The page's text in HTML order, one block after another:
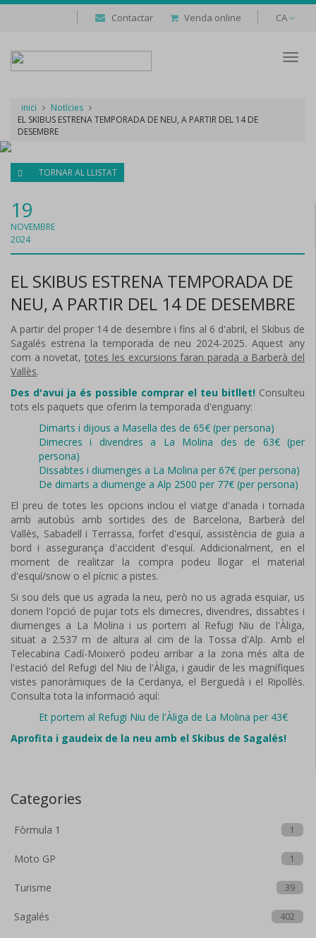
Contactar Venda online CA
inici
Notícies
EL SKIBUS ESTRENA TEMPORADA DE NEU, A PARTIR DEL 14 DE
DESEMBRE
TORNAR AL LLISTAT
19
NOVEMBRE
2024
EL SKIBUS ESTRENA TEMPORADA DE
NEU, A PARTIR DEL 14 DE DESEMBRE
A partir del proper 14 de desembre i fins al 6 d'abril, el Skibus de
Sagalés estrena la temporada de neu 2024-2025. Aquest any
com a novetat,totes les excursions faran parada a Barberà del
Vallès.
Des d'avui ja és possible comprar el teu bitllet! Consulteu
tots els paquets que oferim la temporada d'enguany:
Dimarts i dijous a Masella des de 65€ (per persona)
Dimecres i divendres a La Molina des de 63€ (per
persona)
Dissabtes i diumenges a La Molina per 67€ (per persona)
De dimarts a diumenge a Alp 2500 per 77€ (per persona)
El preu de totes les opcions inclou el viatge d'anada i tornada
amb autobús amb sortides des de Barcelona, Barberà del
Vallès, ​​Sabadell i Terrassa, forfet d'esquí, assistència de guia a
bord i assegurança d'accident d'esquí. Addicionalment, en el
moment de realitzar la compra podeu llogar el material
d'esquí/snow o el pícnic a pistes.
Si sou dels que us agrada la neu, però no us agrada esquiar, us
donem l'opció de pujar tots els dimecres, divendres, dissabtes i
diumenges a La Molina i us portem al Refugi Niu de l'Àliga,
situat a 2.537 m de altura al cim de la Tossa d'Alp. Amb el
Telecabina Cadí-Moixeró podeu arribar a la zona més alta de
l'estació del Refugi del Niu de l'Àliga, i gaudir de les magnífiques
vistes panoràmiques de la Cerdanya, el Berguedà i el Ripollès.
Consulta tota la informació aquí:
Et portem al Refugi Niu de l'Àliga de La Molina per 43€
Aprofita i gaudeix de la neu amb el Skibus de Sagalés!
Categories
Fòrmula 1 1
Moto GP 1
Turisme 39
Sagalés 402